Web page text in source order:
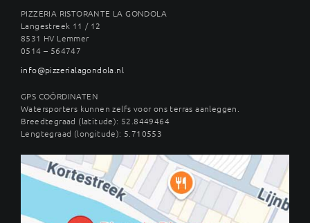
PIZZERIA RISTORANTE LA GONDOLA
Langestreek 11 / 12
8531 HV Lemmer
0514 – 564747
info@pizzerialagondola.nl
GPS COÖRDINATEN
Watersporters kunnen zelfs voor ons terras aanleggen.
Breedtegraad (latitude): 52.8449464
Lengtegraad (longitude): 5.710553